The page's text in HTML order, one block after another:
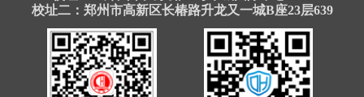
校址二：郑州市高新区长椿路升龙又一城B座23层639